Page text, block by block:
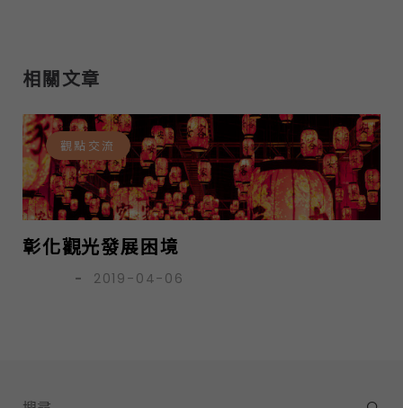
相關文章
觀點交流
彰化觀光發展困境
- 2019-04-06
S